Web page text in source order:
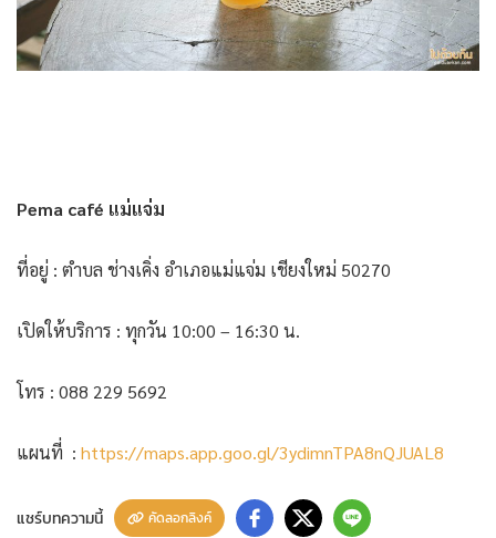
Pema café แม่แจ่ม
ที่อยู่ : ตำบล ช่างเคิ่ง อำเภอแม่แจ่ม เชียงใหม่ 50270
เปิดให้บริการ : ทุกวัน 10:00 – 16:30 น.
โทร : 088 229 5692
แผนที่ : https://maps.app.goo.gl/3ydimnTPA8nQJUAL8
แชร์บทความนี้ คัดลอกลิงค์